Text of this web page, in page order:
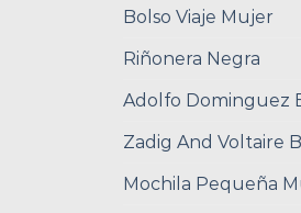
Bolso Viaje Mujer
Riñonera Negra
Adolfo Dominguez
Zadig And Voltaire
Mochila Pequeña